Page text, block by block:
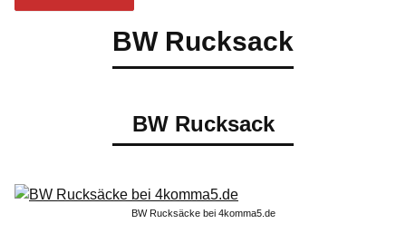
BW Rucksack
BW Rucksack
BW Rucksäcke bei 4komma5.de